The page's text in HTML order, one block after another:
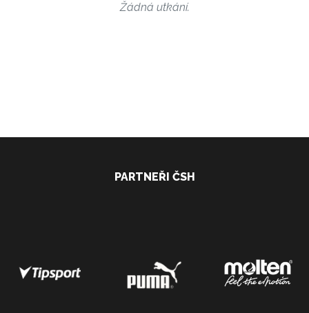
Žádná utkání.
PARTNEŘI ČSH